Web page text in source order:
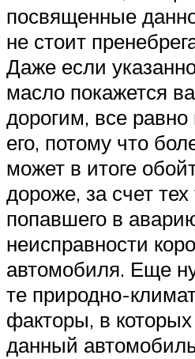
посвященные
не стоит
Даже если
масло покажется
дорогим, все
его, потому что
может в итоге
дороже, за счет
попавшего в
неисправности
автомобиля. Еще
те природно-
факторы, в
данный